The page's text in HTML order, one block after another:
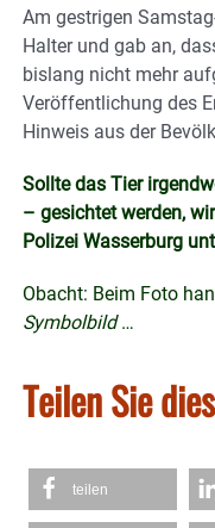
Am gestrigen
Halter und gab an,
bislang nicht mehr
Veröffentlichung des
Hinweis aus der
Sollte das Tier
– gesichtet werden,
Polizei Wasserburg
Obacht: Beim Foto
Symbolbild…
Teilen Sie
teilen